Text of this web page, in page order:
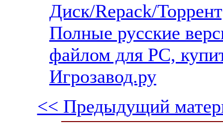
Диск/Repack/
Полные русские
файлом для PC,
Игрозавод.ру
<< Предыдущий